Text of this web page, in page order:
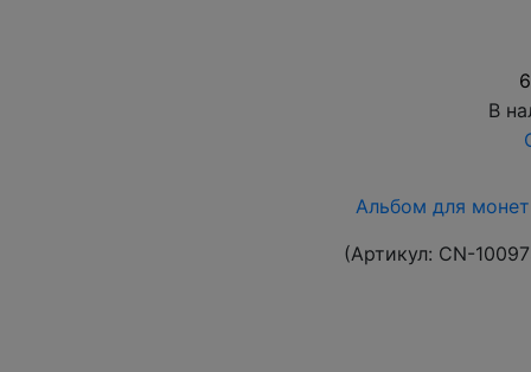
В
Альбом для
(Артикул: CN-